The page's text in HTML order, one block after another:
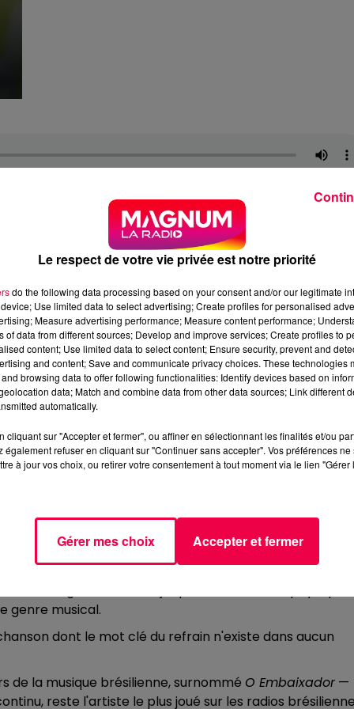
dire. Et pourtant, en 2012, elle a mis toute l'Europe
brésilienne qui a conquis le monde avec un
le 3 septembre 1989 à Presidente Olegário, dans
famille de sept enfants, il découvre la musique à cinq
familiale pour tenter sa chance comme chanteur
les conditions de vie des siens. À neuf ans, il est déjà
a connu des enfances plus insouciantes.
parcourt plusieurs États brésiliens, avant de se lancer
Gusttavo Lima e você
— va tout changer. Sur cet album figure une
sous le nom deBalada Boa, soit "une bonne soirée". Les
un gars qui veut emmener une fille à une fête. Rien de
Tchê" totalement absurde et totalement irrésistible,
indifférence internationale. C'est Neymar, alors au
comme hymne personnel, la chante partout, la diffuse,
brésiliens suivent. La vidéo circule. Et quand le titre
Une vague de sertanejo qui déferle sur des pays qui
genre musical.
dont le mot clé du refrain n'existe dans aucun
de la musique brésilienne, surnommé O Embaixador —
reste l'artiste le plus joué sur les radios
Le respect de votre vie privée est notre priorité
do the following data processing based on your consent and/or our legitimate
Use limited data to select advertising; Create profiles for personalised
Measure advertising performance; Measure content performance;
of data from different sources; Develop and improve services; Create profiles to
content; Use limited data to select content; Ensure security, prevent and
and content; Save and communicate privacy choices. These technologies
browsing data to offer following functionalities: Identify devices based on
data; Match and combine data from other data sources; Link different
automatically.
cliquant sur "Accepter et fermer", ou affiner en sélectionnant les finalités et/ou
également refuser en cliquant sur "Continuer sans accepter". Vos préférences
à jour vos choix, ou retirer votre consentement à tout moment via le lien
Gérer mes choix Accepter et fermer